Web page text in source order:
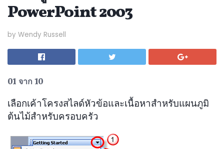
PowerPoint 2003
by Wendy Russell
01 จาก 10
เลือกเค้าโครงสไลด์หัวข้อและเนื้อหาสำหรับแผนภูมิ
ต้นไม้สำหรับครอบครัว